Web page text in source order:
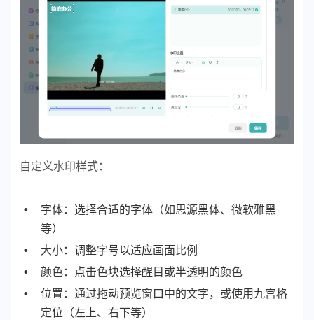
自定义水印样式：
字体：选择合适的字体（如思源黑体、微软雅黑
等）
大小：调整字号以适应画面比例
颜色：点击色块选择醒目或半透明的颜色
位置：通过拖动预览窗口中的文字，或使用九宫格
定位（左上、右下等）